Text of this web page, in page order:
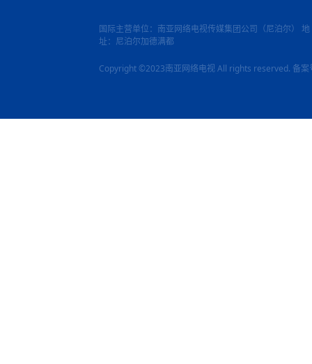
国际主营单位：南亚网络电视传媒集团公司（尼泊尔） 地
址：尼泊尔加德满都
Copyright ©2023南亚网络电视 All rights reserved. 备